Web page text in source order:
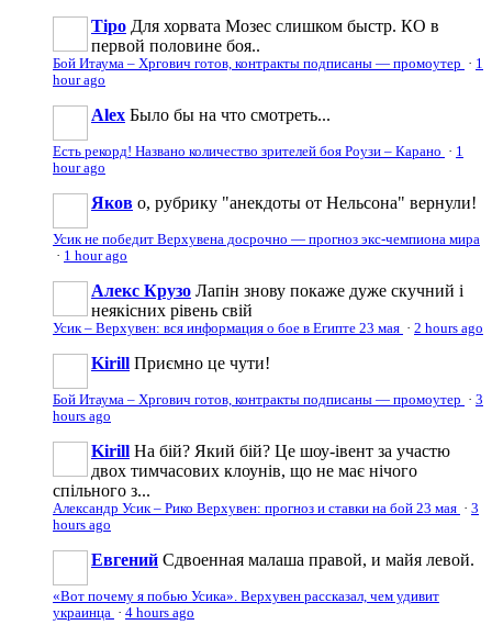
Tipo Для хорвата Мозес слишком быстр. КО в
первой половине боя..
Бой Итаума – Хргович готов, контракты подписаны — промоутер · 1
hour ago
Аlеx Было бы на что смотреть...
Есть рекорд! Названо количество зрителей боя Роузи – Карано · 1
hour ago
Яков о, рубрику "анекдоты от Нельсона" вернули!
Усик не победит Верхувена досрочно — прогноз экс-чемпиона мира
· 1 hour ago
Алекс Крузо Лапін знову покаже дуже скучний і
неякісних рівень свій
Усик – Верхувен: вся информация о бое в Египте 23 мая · 2 hours ago
Kirill Приємно це чути!
Бой Итаума – Хргович готов, контракты подписаны — промоутер · 3
hours ago
Kirill На бій? Який бій? Це шоу-івент за участю
двох тимчасових клоунів, що не має нічого
спільного з...
Александр Усик – Рико Верхувен: прогноз и ставки на бой 23 мая · 3
hours ago
Евгений Сдвоенная малаша правой, и майя левой.
«Вот почему я побью Усика». Верхувен рассказал, чем удивит
украинца · 4 hours ago